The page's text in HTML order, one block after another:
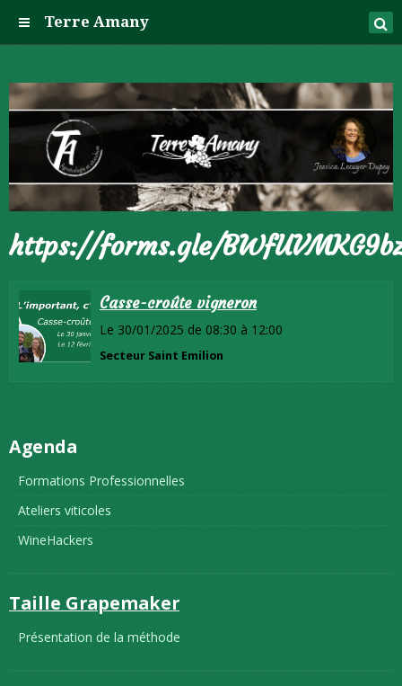
Terre Amany
https://forms.gle/
Casse-croûte vigneron
Le 30/01/2025 de 08:30 à 12:00
Secteur Saint Emilion
Agenda
Formations Professionnelles
Ateliers viticoles
WineHackers
Taille Grapemaker
Présentation de la méthode